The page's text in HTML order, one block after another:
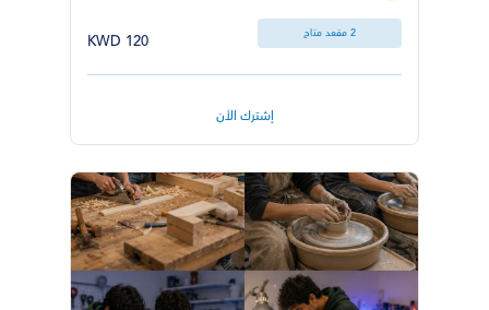
2 مقعد متاح 120 KWD
إشترك الأن